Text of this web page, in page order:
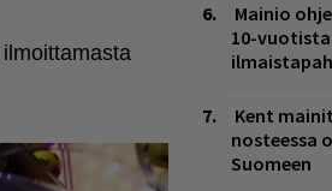
Mainio
10-
Kent
nosteessa
Suomeen